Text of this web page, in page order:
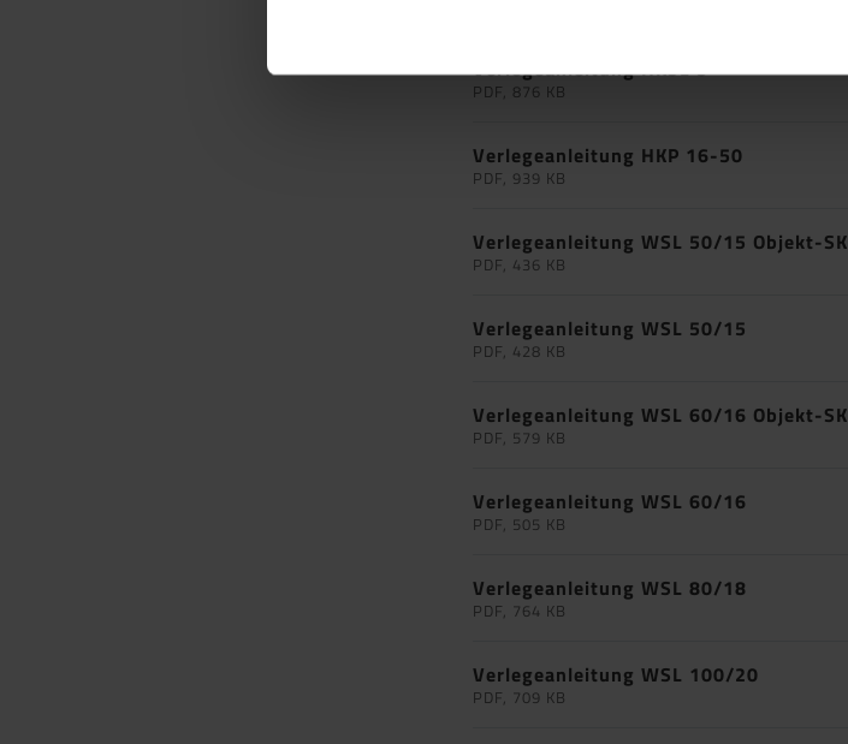
Verlegeanleitung HKSL 3
PDF, 876 KB
Verlegeanleitung HKP 16-50
PDF, 939 KB
Verlegeanleitung WSL 50/15 Objekt-SK
PDF, 436 KB
Verlegeanleitung WSL 50/15
PDF, 428 KB
Verlegeanleitung WSL 60/16 Objekt-SK
PDF, 579 KB
Verlegeanleitung WSL 60/16
PDF, 505 KB
Verlegeanleitung WSL 80/18
PDF, 764 KB
Verlegeanleitung WSL 100/20
PDF, 709 KB